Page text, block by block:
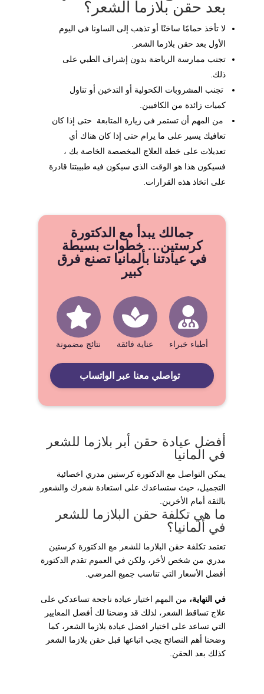
بعد حقن بلازما الشعر؟
لا تأخذ حمامًا ساخنًا أو تذهب إلى الساونا في اليوم
الأول بعد حقن بلازما الشعر.
تجنب ممارسة الرياضة بدون إشراف الطبي على
ذلك.
تجنب المشروبات الكحولية أو التدخين أو تناول
كميات زائدة من الكافيين.
من المهم أن تستمر في زيارة المتابعة حتى إذا كان
تعافيك يسير على ما يرام حتى إذا كان هناك أي
تعديلات على خطة العلاج المخصصة الخاصة بك ،
فسيكون هذا هو الوقت الذي سيكون فيه طبيبتنا قادرة
على اتخاذ هذه القرارات.
جمالك يبدأ مع الدكتورة
كرستين… خطوات بسيطة
في عيادتنا بألمانيا تصنع فرق
كبير
أطباء خبراء عناية فائقة نتائج مضمونة
تواصلي معنا عبر الواتساب
أفضل عيادة حقن أبر بلازما للشعر
في المانيا
يمكن التواصل مع الدكتورة كرستين مدري اخصائية
التجميل، حيث ستساعدك على استعادة شعرك والشعور
بالثقة أمام الأخرين.
ما هي تكلفة حقن البلازما للشعر
في ألمانيا؟
تعتمد تكلفة حقن البلازما للشعر مع الدكتورة كرستين
مدري من شخص لأخر، ولكن في العموم تقدم الدكتورة
أفضل الأسعار التي تناسب جميع المرضي.
في النهاية، من المهم اختيار عيادة ناجحة تساعدكي على
علاج تساقط الشعر، لذلك قد وضحنا لك أفضل المعايير
التي تساعد على اختيار افضل عيادة بلازما الشعر، كما
وضحنا أهم النصائح يجب اتباعها قبل حقن بلازما الشعر
كذلك بعد الحقن.